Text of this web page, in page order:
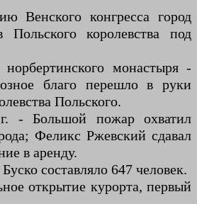
Венского конгресса город
королевства под
монастыря -
благо перешло в руки
Польского.
- Большой пожар охватил
Феликс Ржевский сдавал
в аренду.
составляло 647 человек.
открытие курорта, первый